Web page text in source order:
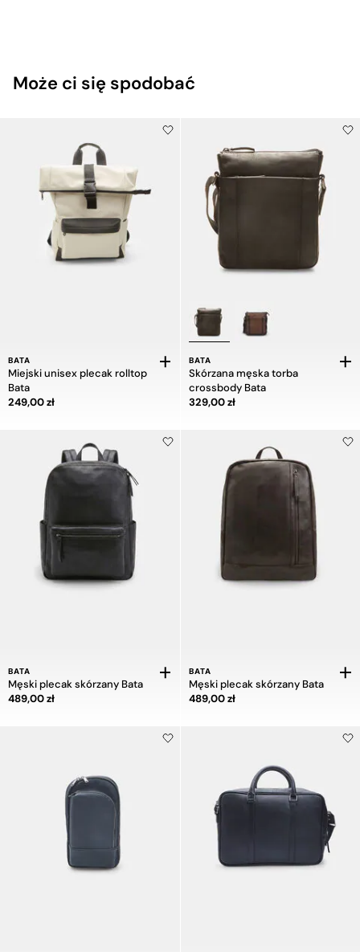
Może ci się spodobać
BATA
Miejski unisex plecak rolltop
Bata
Cena 249,00 zł
249,00 zł
BATA
Skórzana męska torba
crossbody Bata
Cena 329,00 zł
329,00 zł
BATA
Męski plecak skórzany Bata
Cena 489,00 zł
489,00 zł
BATA
Męski plecak skórzany Bata
Cena 489,00 zł
489,00 zł